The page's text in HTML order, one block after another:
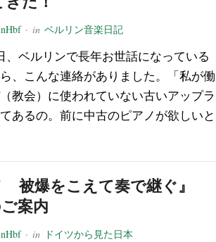
· in ベルリン音楽日記
、ベルリンで長年お世話になっている
、こんな連絡がありました。「私が働
教会）に使われていない古いアップラ
あるの。前に中古のピアノが欲しいと
被爆をこえて奏で継ぐ』
案内
· in ドイツから見た日本